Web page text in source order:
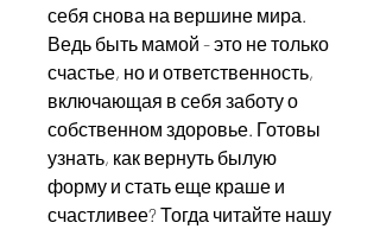
себя снова на вершине мира.
Ведь быть мамой - это не только
счастье, но и ответственность,
включающая в себя заботу о
собственном здоровье. Готовы
узнать, как вернуть былую
форму и стать еще краше и
счастливее? Тогда читайте нашу